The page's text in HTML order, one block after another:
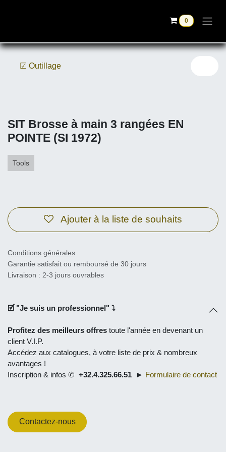
0
☑ Outillage
SIT Brosse à main 3 rangées EN
POINTE (SI 1972)
Tools
Ajouter à la liste de souhaits
Conditions générales
Garantie satisfait ou remboursé de 30 jours
Livraison : 2-3 jours ouvrables
🗹 "Je suis un professionnel" ⤵
Profitez des meilleurs offres toute l'année en devenant un
client V.I.P.
Accédez aux catalogues, à votre liste de prix & nombreux
avantages !
Inscription & infos ✆ +32.4.325.66.51 ► Formulaire de contact
Contactez-nous